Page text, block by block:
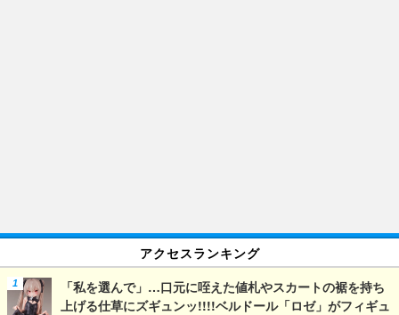
アクセスランキング
「私を選んで」…口元に咥えた値札やスカートの裾を持ち
上げる仕草にズギュンッ!!!!ベルドール「ロゼ」がフィギュ